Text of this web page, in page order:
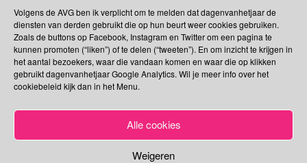
Volgens de AVG ben ik verplicht om te melden dat dagenvanhetjaar de
diensten van derden gebruikt die op hun beurt weer cookies gebruiken.
Zoals de buttons op Facebook, Instagram en Twitter om een pagina te
kunnen promoten (“liken”) of te delen (“tweeten”). En om inzicht te krijgen in
het aantal bezoekers, waar die vandaan komen en waar die op klikken
gebruikt dagenvanhetjaar Google Analytics. Wil je meer info over het
cookiebeleid kijk dan in het Menu.
Alle cookies
Weigeren
Social Media
Je kunt me volgen op
Zoeken